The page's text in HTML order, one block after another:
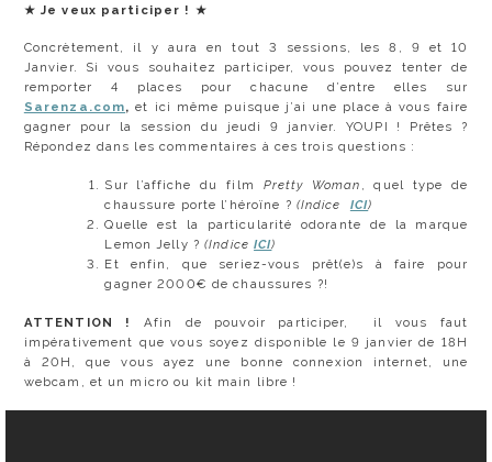
★ Je veux participer ! ★
Concrètement, il y aura en tout 3 sessions, les 8, 9 et 10
Janvier. Si vous souhaitez participer, vous pouvez tenter de
remporter 4 places pour chacune d’entre elles sur
Sarenza.com, et ici même puisque j’ai une place à vous faire
gagner pour la session du jeudi 9 janvier. YOUPI ! Prêtes ?
Répondez dans les commentaires à ces trois questions :
Sur l’affiche du film Pretty Woman , quel type de
chaussure porte l’héroïne ? (Indice ICI)
Quelle est la particularité odorante de la marque
Lemon Jelly ?(IndiceICI)
Et enfin, que seriez-vous prêt(e)s à faire pour
gagner 2000€ de chaussures ?!
ATTENTION !
Afin de pouvoir participer, il vous faut
impérativement que vous soyez disponible le 9 janvier de 18H
à 20H, que vous ayez une bonne connexion internet, une
webcam, et un micro ou kit main libre !